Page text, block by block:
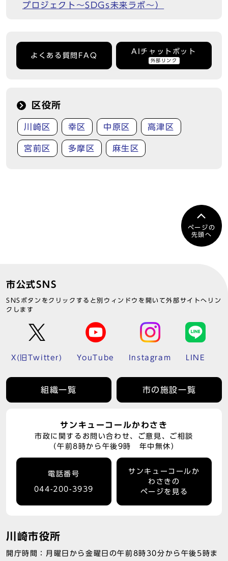
プロジェクト～SDGs未来ラボ～）
よくある質問FAQ
AIチャットボット
外部リンク
区役所
川崎区 幸区 中原区 高津区
宮前区 多摩区 麻生区
ページの
先頭へ
市公式SNS
SNSボタンをクリックすると別ウィンドウを開いて外部サイトへリン
クします
X(旧Twitter) YouTube Instagram LINE
組織一覧 市の施設一覧
サンキューコールかわさき
市政に関するお問い合わせ、ご意見、ご相談
（午前8時から午後9時 年中無休）
電話番号
044-200-3939
サンキューコールか
わさきの
ページを見る
川崎市役所
開庁時間：月曜日から金曜日の午前8時30分から午後5時ま